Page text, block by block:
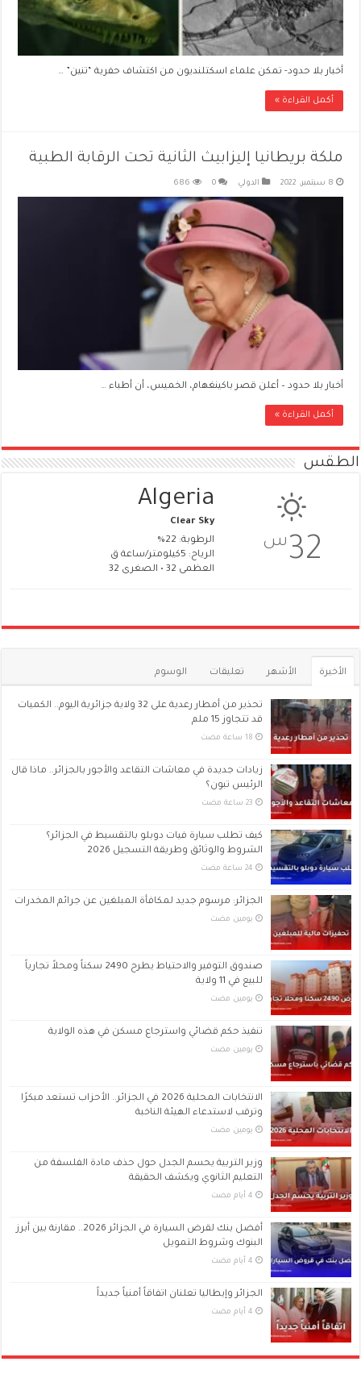
أخبار بلا حدود- تمكن علماء اسكتلنديون من اكتشاف حفرية “تنين” …
أكمل القراءة »
ملكة بريطانيا إليزابيث الثانية تحت الرقابة الطبية
8 سبتمبر، 2022 الدولي 0
686
أخبار بلا حدود – أعلن قصر باكينغهام، الخميس، أن أطباء …
أكمل القراءة »
الطقس
32 س
Algeria
Clear Sky
الرطوبة: 22%
الرياح: 5كيلومتر/ساعة ق
العظمى 32 • الصغرى 32
الأخيرة الأشهر تعليقات الوسوم
تحذير من أمطار رعدية على 32 ولاية جزائرية اليوم.. الكميات
قد تتجاوز 15 ملم
زيادات جديدة في معاشات التقاعد والأجور بالجزائر.. ماذا قال
الرئيس تبون؟
كيف تطلب سيارة فيات دوبلو بالتقسيط في الجزائر؟
الشروط والوثائق وطريقة التسجيل 2026
الجزائر: مرسوم جديد لمكافأة المبلغين عن جرائم المخدرات
‏يومين مضت
صندوق التوفير والاحتياط يطرح 2490 سكناً ومحلاً تجارياً
للبيع في 11 ولاية
‏يومين مضت
تنفيذ حكم قضائي واسترجاع مسكن في هذه الولاية
‏يومين مضت
الانتخابات المحلية 2026 في الجزائر.. الأحزاب تستعد مبكرًا
وترقب لاستدعاء الهيئة الناخبة
‏يومين مضت
وزير التربية يحسم الجدل حول حذف مادة الفلسفة من
التعليم الثانوي ويكشف الحقيقة
أفضل بنك لقرض السيارة في الجزائر 2026.. مقارنة بين أبرز
البنوك وشروط التمويل
الجزائر وإيطاليا تعلنان اتفاقاً أمنياً جديداً